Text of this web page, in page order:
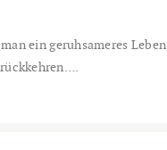
ein geruhsameres Leben